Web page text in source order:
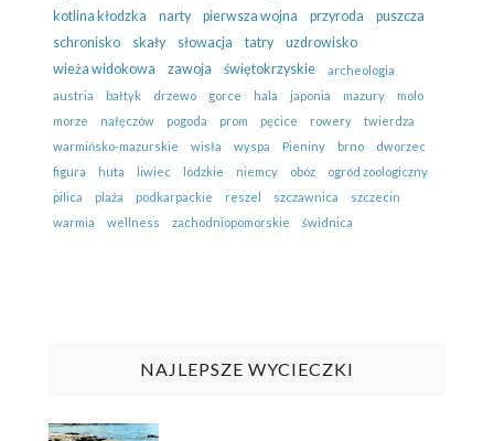
kotlina kłodzka
narty pierwsza wojna przyroda
puszcza
schronisko
skały słowacja tatry
uzdrowisko
wieża widokowa
zawoja świętokrzyskie
archeologia
austria
bałtyk drzewo gorce hala japonia mazury
molo
morze
nałęczów pogoda prom pęcice rowery
twierdza
warmińsko-mazurskie
wisła wyspa Pieniny brno
dworzec
figura
huta liwiec lódzkie niemcy obóz
ogród zoologiczny
pilica
plaża podkarpackie reszel szczawnica
szczecin
warmia
wellness zachodniopomorskie świdnica
NAJLEPSZE WYCIECZKI